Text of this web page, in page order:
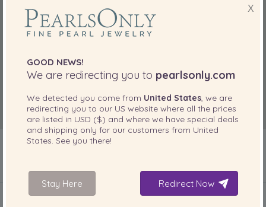
IN IHREM PRODUKT ENTHALTEN
X
GOOD NEWS!
We are redirecting you to pearlsonly.com
We detected you come from United States, we are
redirecting you to our US website where all the prices
are listed in USD ($) and where we have special deals
and shipping only for our customers from United
States. See you there!
Stay Here Redirect Now